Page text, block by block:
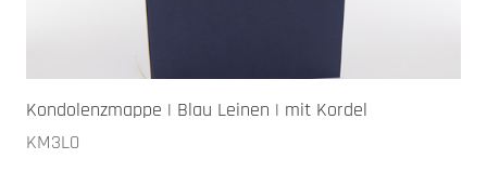
Kondolenzmappe | Blau Leinen | mit Kordel
KM3L0